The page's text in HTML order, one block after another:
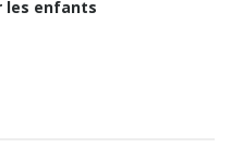
les enfants